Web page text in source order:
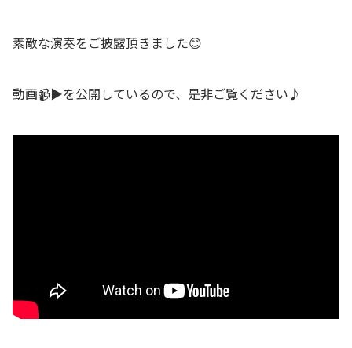
素敵な演奏をご披露頂きました😊
動画📹▶️を公開しているので、是非ご覧ください♪